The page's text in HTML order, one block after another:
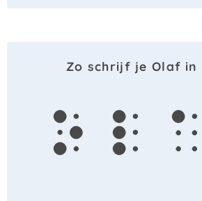
Zo schrijf je Olaf in
o l a